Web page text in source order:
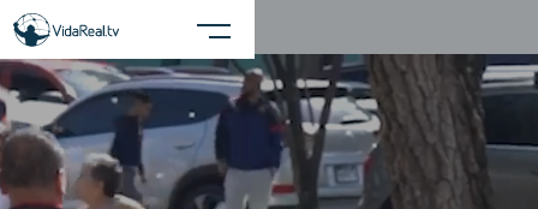
Realiza una búsqueda en el sitio